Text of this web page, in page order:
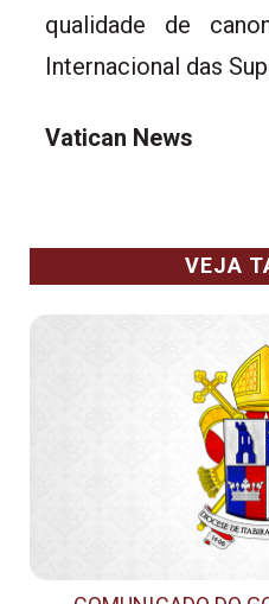
qualidade de
Internacional das
Vatican News
VEJA